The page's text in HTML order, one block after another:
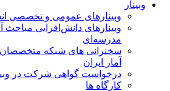
وبینار
وبینارهای عمومی و تخصصی
وبینارهای دانش‌افزایی مباحث
مدرسه‌ای
سخنرانی های شبکه متخصصان
آمار ایران
درخواست گواهی شرکت در
کارگاه ها